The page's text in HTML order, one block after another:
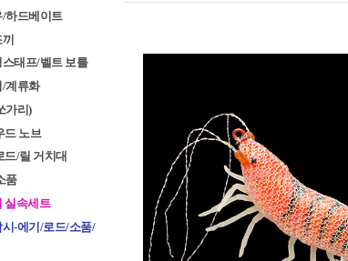
/하드베이트
끼
태프/벨트 보틀
계류화
가리)
드 노브
드/릴 거치대
품
실속세트
시-에기/로드/소품/